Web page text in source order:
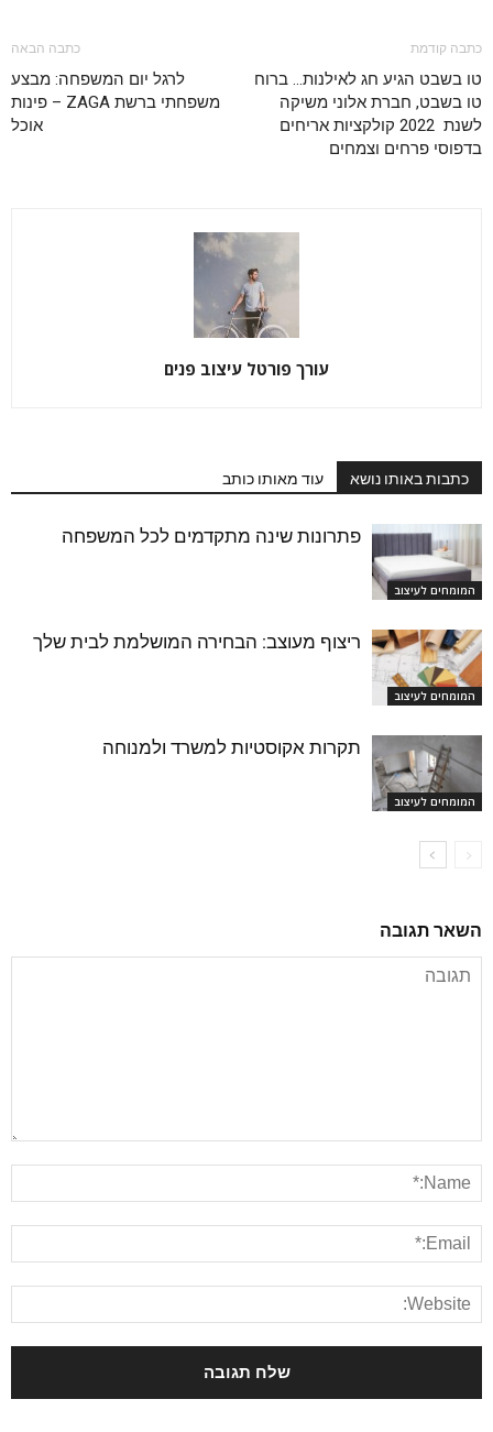
כתבה קודמת
טו בשבט הגיע חג לאילנות… ברוח
טו בשבט, חברת אלוני משיקה
לשנת 2022 קולקציות אריחים
בדפוסי פרחים וצמחים
כתבה הבאה
לרגל יום המשפחה: מבצע
משפחתי ברשת ZAGA – פינות
אוכל
עורך פורטל עיצוב פנים
כתבות באותו נושא עוד מאותו כותב
המומחים לעיצוב
פתרונות שינה מתקדמים לכל המשפחה
המומחים לעיצוב
ריצוף מעוצב: הבחירה המושלמת לבית שלך
המומחים לעיצוב
תקרות אקוסטיות למשרד ולמנוחה
השאר תגובה